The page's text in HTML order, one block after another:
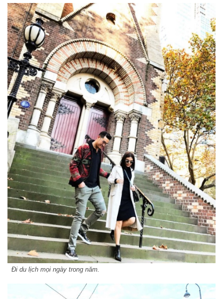
Đi du lịch mọi ngày trong năm.